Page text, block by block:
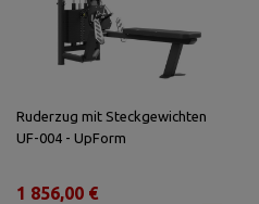
Ruderzug mit Steckgewichten
UF-004 - UpForm
1 856,00 €